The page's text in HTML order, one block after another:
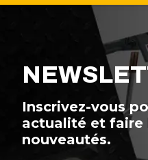
Inscrivez-vous
actualité et faire
nouveautés.